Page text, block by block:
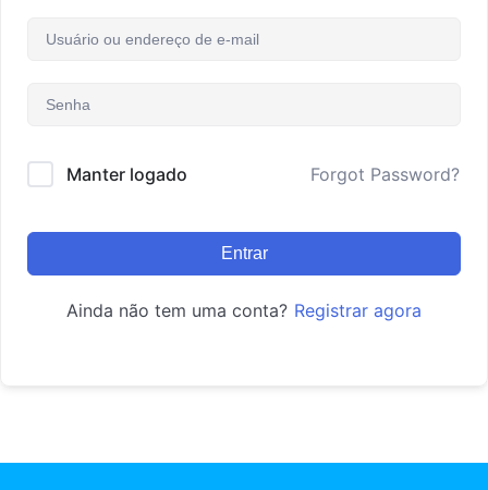
Manter logado Forgot Password?
Entrar
Ainda não tem uma conta? Registrar agora